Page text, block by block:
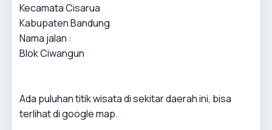
Kecamata Cisarua
Kabupaten Bandung
Nama jalan :
Blok Ciwangun
Ada puluhan titik wisata di sekitar daerah ini, bisa
terlihat di google map.